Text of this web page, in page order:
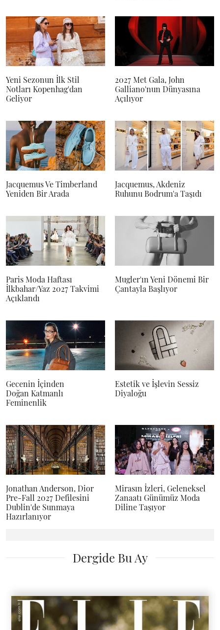
Yeni Sezonun İlk Stil
Notları Kopenhag'dan
Geliyor
2027 Met Gala, John
Galliano'nun Dünyasına
Açılıyor
Jacquemus Ve Timberland
Yeniden Bir Arada
Jacquemus, Akdeniz
Ruhunu Bodrum'a Taşıdı
Paris Moda Haftası
İlkbahar/Yaz 2027 Takvimi
Açıklandı
Mugler'ın Yeni Dönemi Bir
Çantayla Başlıyor
Gecenin İçinden
Doğan Katmanlı
Feminenlik
Estetik ve İşlevin Sessiz
Diyaloğu
Jonathan Anderson, Dior
Pre-Fall 2027 Defilesini
Dublin'de Sunmaya
Hazırlanıyor
Mirasın İzleri, Geleneksel
Zanaatı Günümüz Moda
Diline Taşıyor
Dergide Bu Ay